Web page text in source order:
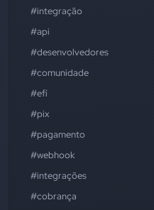
#integração
#api
#desenvolvedores
#comunidade
#efí
#pix
#pagamento
#webhook
#integrações
#cobrança